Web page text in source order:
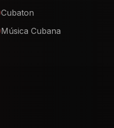
Cubaton
Música Cubana